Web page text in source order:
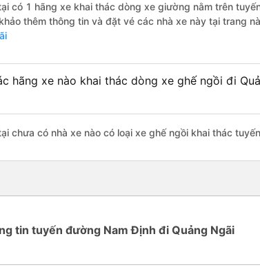
có 1 hãng xe khai thác dòng xe giường nằm trên
thêm thông tin và đặt vé các nhà xe này tại trang
hãng xe nào khai thác dòng xe ghế ngồi đi
chưa có nhà xe nào có loại xe ghế ngồi khai thác
tin tuyến đường Nam Định đi Quảng Ngãi